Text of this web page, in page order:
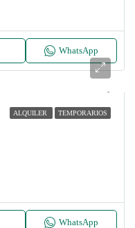
WhatsApp
ALQUILER TEMPORARIOS
WhatsApp